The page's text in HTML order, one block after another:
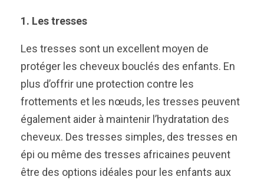
1. Les tresses
Les tresses sont un excellent moyen de
protéger les cheveux bouclés des enfants. En
plus d’offrir une protection contre les
frottements et les nœuds, les tresses peuvent
également aider à maintenir l’hydratation des
cheveux. Des tresses simples, des tresses en
épi ou même des tresses africaines peuvent
être des options idéales pour les enfants aux